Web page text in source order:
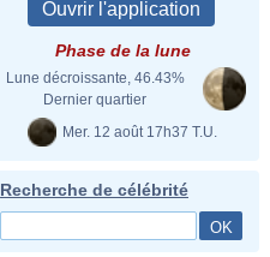
Phase de la lune
Lune décroissante, 46.43%
Dernier quartier
Mer. 12 août 17h37 T.U.
Recherche de célébrité